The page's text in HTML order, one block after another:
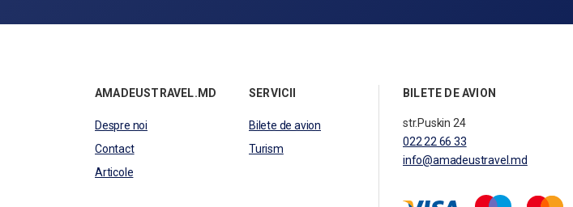
AMADEUSTRAVEL.MD
Despre noi
Contact
Articole
SERVICII
Bilete de avion
Turism
BILETE DE AVION
str.Puskin 24
022 22 66 33
info@amadeustravel.md